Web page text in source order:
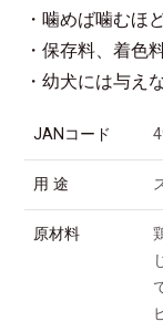
・噛めば噛むほ
・保存料、着色
・幼犬には与え
JANコード
用 途
原材料